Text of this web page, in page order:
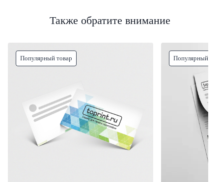
Также обратите внимание
Популярный товар Популярный